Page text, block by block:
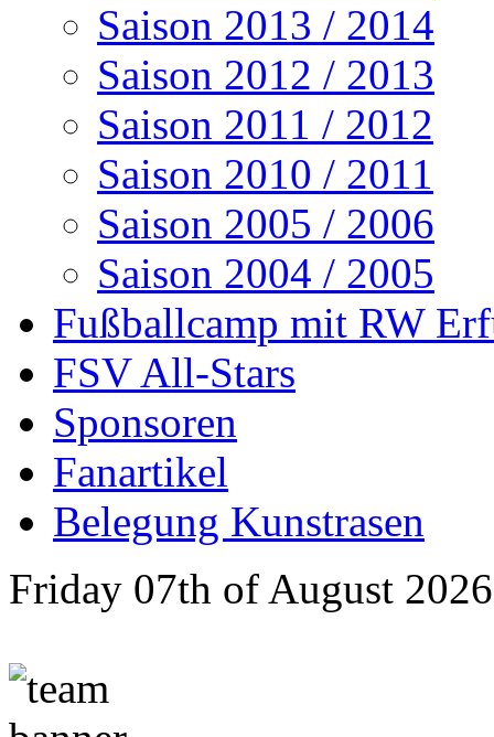
Saison 2013 / 2014
Saison 2012 / 2013
Saison 2011 / 2012
Saison 2010 / 2011
Saison 2005 / 2006
Saison 2004 / 2005
Fußballcamp mit RW
FSV All-Stars
Sponsoren
Fanartikel
Belegung Kunstrasen
Friday 07th of August 2026